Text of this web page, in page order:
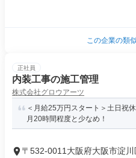
この企業の類
正社員
内装工事の施工管理
株式会社グロウアーツ
＜月給25万円スタート＞土日祝
月20時間程度と少なめ！
〒532-0011大阪府大阪市淀川